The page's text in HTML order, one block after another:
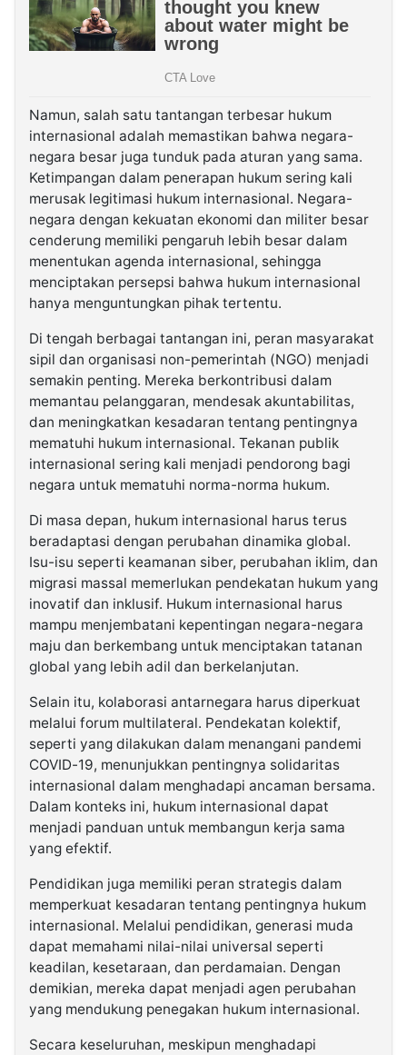
Namun, salah satu tantangan terbesar hukum
internasional adalah memastikan bahwa negara-
negara besar juga tunduk pada aturan yang sama.
Ketimpangan dalam penerapan hukum sering kali
merusak legitimasi hukum internasional. Negara-
negara dengan kekuatan ekonomi dan militer besar
cenderung memiliki pengaruh lebih besar dalam
menentukan agenda internasional, sehingga
menciptakan persepsi bahwa hukum internasional
hanya menguntungkan pihak tertentu.
Di tengah berbagai tantangan ini, peran masyarakat
sipil dan organisasi non-pemerintah (NGO) menjadi
semakin penting. Mereka berkontribusi dalam
memantau pelanggaran, mendesak akuntabilitas,
dan meningkatkan kesadaran tentang pentingnya
mematuhi hukum internasional. Tekanan publik
internasional sering kali menjadi pendorong bagi
negara untuk mematuhi norma-norma hukum.
Di masa depan, hukum internasional harus terus
beradaptasi dengan perubahan dinamika global.
Isu-isu seperti keamanan siber, perubahan iklim, dan
migrasi massal memerlukan pendekatan hukum yang
inovatif dan inklusif. Hukum internasional harus
mampu menjembatani kepentingan negara-negara
maju dan berkembang untuk menciptakan tatanan
global yang lebih adil dan berkelanjutan.
Selain itu, kolaborasi antarnegara harus diperkuat
melalui forum multilateral. Pendekatan kolektif,
seperti yang dilakukan dalam menangani pandemi
COVID-19, menunjukkan pentingnya solidaritas
internasional dalam menghadapi ancaman bersama.
Dalam konteks ini, hukum internasional dapat
menjadi panduan untuk membangun kerja sama
yang efektif.
Pendidikan juga memiliki peran strategis dalam
memperkuat kesadaran tentang pentingnya hukum
internasional. Melalui pendidikan, generasi muda
dapat memahami nilai-nilai universal seperti
keadilan, kesetaraan, dan perdamaian. Dengan
demikian, mereka dapat menjadi agen perubahan
yang mendukung penegakan hukum internasional.
Secara keseluruhan, meskipun menghadapi